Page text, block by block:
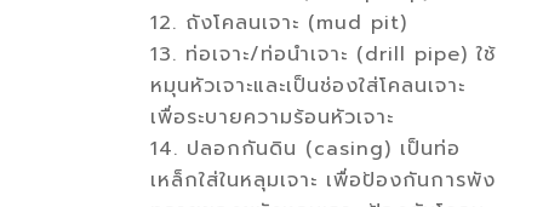
12. ถังโคลนเจาะ (mud pit)
13. ท่อเจาะ/ท่อนำเจาะ (drill pipe) ใช้
หมุนหัวเจาะและเป็นช่องใส่โคลนเจาะ
เพื่อระบายความร้อนหัวเจาะ
14. ปลอกกันดิน (casing) เป็นท่อ
เหล็กใส่ในหลุมเจาะ เพื่อป้องกันการพัง